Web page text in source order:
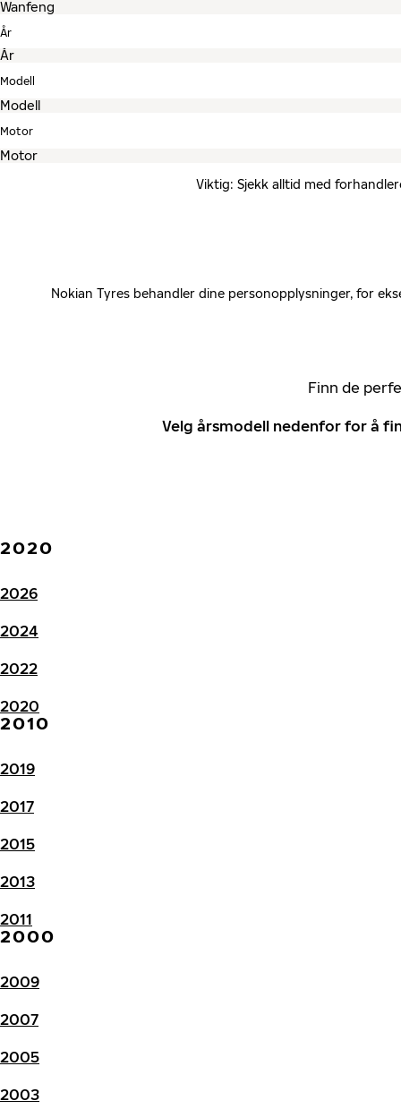
År
Modell
Motor
Viktig: Sjekk alltid med
Nokian Tyres behandler dine personopplysninger, for
Finn de
Velg årsmodell nedenfor for å
2020
2026
2024
2022
2020
2010
2019
2017
2015
2013
2011
2000
2009
2007
2005
2003